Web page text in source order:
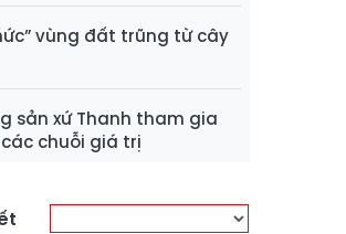
vùng đất trũng từ cây
sản xứ Thanh tham gia
chuỗi giá trị